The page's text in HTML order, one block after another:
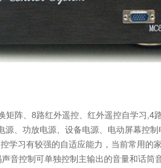
矩阵、8路红外遥控、红外遥控自学习 ,4
、功放电源、设备电源、电动屏幕控
学习有较强的自适应能力，当前常用的
音控制可单独控制主输出的音量和话筒